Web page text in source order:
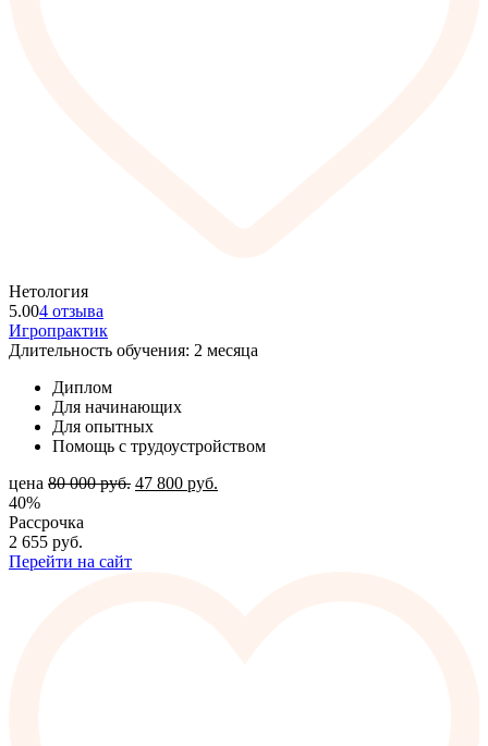
Нетология
5.004 отзыва
Игропрактик
Длительность обучения: 2 месяца
Диплом
Для начинающих
Для опытных
Помощь с трудоустройством
цена 80 000руб. 47 800 руб.
40%
Рассрочка
2 655 руб.
Перейти на сайт